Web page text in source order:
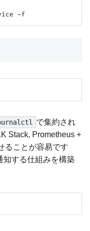
で集約され
Stack, Prometheus +
ることが容易です
知する仕組みを構築